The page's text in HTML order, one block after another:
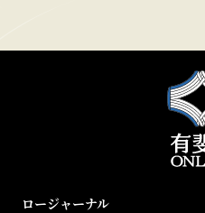
ロージャーナル